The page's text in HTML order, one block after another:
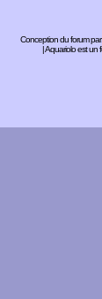
Conception du forum par:
| Aquariolo est un